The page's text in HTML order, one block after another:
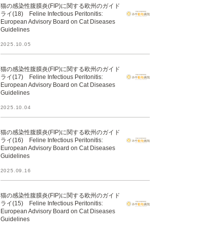
猫の感染性腹膜炎(FIP)に関する欧州のガイド
ライ(18) Feline Infectious Peritonitis:
European Advisory Board on Cat Diseases
Guidelines
2025.10.05
猫の感染性腹膜炎(FIP)に関する欧州のガイド
ライ(17) Feline Infectious Peritonitis:
European Advisory Board on Cat Diseases
Guidelines
2025.10.04
猫の感染性腹膜炎(FIP)に関する欧州のガイド
ライ(16) Feline Infectious Peritonitis:
European Advisory Board on Cat Diseases
Guidelines
2025.09.16
猫の感染性腹膜炎(FIP)に関する欧州のガイド
ライ(15) Feline Infectious Peritonitis:
European Advisory Board on Cat Diseases
Guidelines